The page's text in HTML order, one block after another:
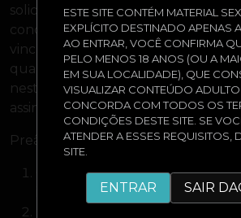
ESTE SITE CONTÉM MATERIAL
EXPLÍCITO DESTINADO APENAS
AO ENTRAR, VOCÊ CONFIRMA
PELO MENOS 18 ANOS (OU A
EM SUA LOCALIDADE), QUE
VISUALIZAR CONTEÚDO
CONCORDA COM TODOS OS
CONDIÇÕES DESTE SITE. SE
ATENDER A ESSES REQUISITOS,
SITE.
ENTRAR SAIR
solicitar acesso e/ou serviços deste
concorda com estes termos e está
vinculado a eles. Este acordo pode
qualquer momento. Alterações
neste site e entrarão em vigor para
assinantes sem aviso prévio.
Preâmbulo
Os dados dos assinantes serão
internamente e tratados de